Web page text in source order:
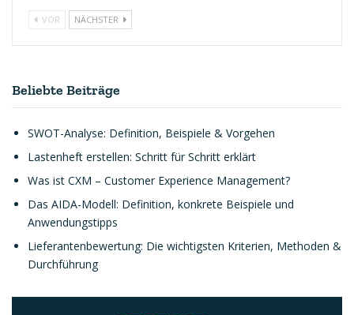
VOR NÄCHSTER
Beliebte Beiträge
SWOT-Analyse: Definition, Beispiele & Vorgehen
Lastenheft erstellen: Schritt für Schritt erklärt
Was ist CXM – Customer Experience Management?
Das AIDA-Modell: Definition, konkrete Beispiele und
Anwendungstipps
Lieferantenbewertung: Die wichtigsten Kriterien, Methoden &
Durchführung